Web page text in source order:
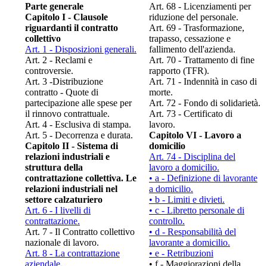
Parte generale
Capitolo I - Clausole
riguardanti il contratto
collettivo
Art. 1 - Disposizioni generali.
Art. 2 - Reclami e
controversie.
Art. 3 -Distribuzione
contratto - Quote di
partecipazione alle spese per
il rinnovo contrattuale.
Art. 4 - Esclusiva di stampa.
Art. 5 - Decorrenza e durata.
Capitolo II - Sistema di
relazioni industriali e
struttura della
contrattazione collettiva. Le
relazioni industriali nel
settore calzaturiero
Art. 6 - I livelli di
contrattazione.
Art. 7 - Il Contratto collettivo
nazionale di lavoro.
Art. 8 - La contrattazione
aziendale.
Art. 68 - Licenziamenti per
riduzione del personale.
Art. 69 - Trasformazione,
trapasso, cessazione e
fallimento dell'azienda.
Art. 70 - Trattamento di fine
rapporto (TFR).
Art. 71 - Indennità in caso di
morte.
Art. 72 - Fondo di solidarietà.
Art. 73 - Certificato di
lavoro.
Capitolo VI - Lavoro a
domicilio
Art. 74 - Disciplina del
lavoro a domicilio.
• a - Definizione di lavorante
a domicilio.
• b - Limiti e divieti.
• c - Libretto personale di
controllo.
• d - Responsabilità del
lavorante a domicilio.
• e - Retribuzioni
• f - Maggiorazioni della